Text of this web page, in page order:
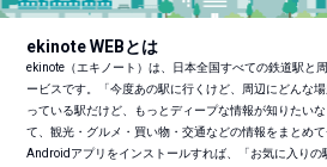
ekinote WEBとは
ekinote（エキノート）は、日本全国すべての鉄道駅と
ービスです。「今度あの駅に行くけど、周辺にどんな
っている駅だけど、もっとディープな情報が知りたい
て、観光・グルメ・買い物・交通などの情報をまとめ
Androidアプリをインストールすれば、「お気に入りの